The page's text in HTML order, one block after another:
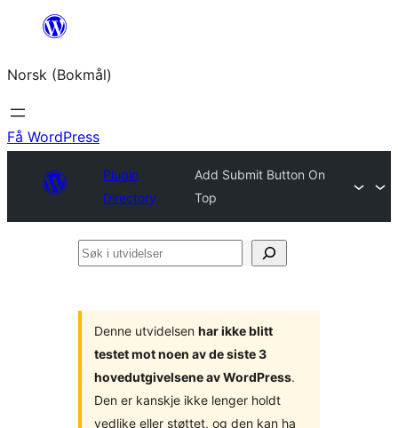
Hopp
innhold
Norsk (Bokmål)
Få WordPress
Plugin
Directory
Add Submit Button On
Top
Søk
Denne utvidelsen har ikke blitt
testet mot noen av de siste 3
hovedutgivelsene av WordPress.
Den er kanskje ikke lenger holdt
vedlike eller støttet, og den kan ha